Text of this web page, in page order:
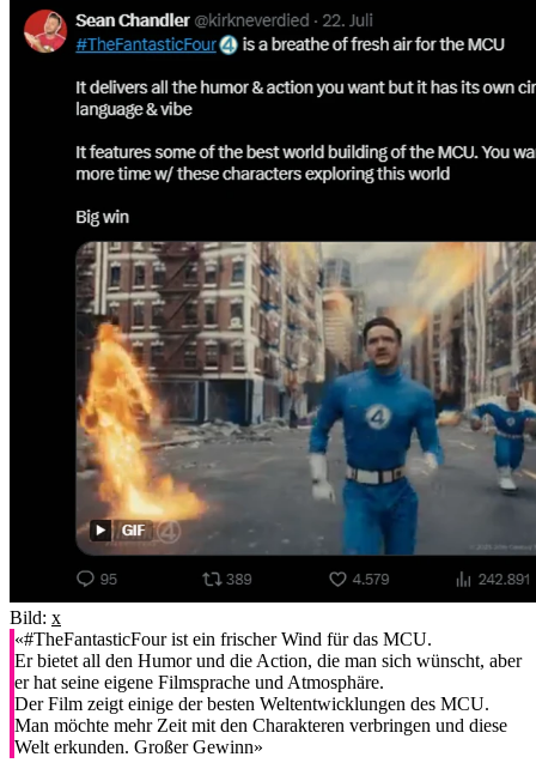
Bild: x
«#TheFantasticFour ist ein frischer Wind für das MCU.
Er bietet all den Humor und die Action, die man sich wünscht, aber
er hat seine eigene Filmsprache und Atmosphäre.
Der Film zeigt einige der besten Weltentwicklungen des MCU.
Man möchte mehr Zeit mit den Charakteren verbringen und diese
Welt erkunden. Großer Gewinn»